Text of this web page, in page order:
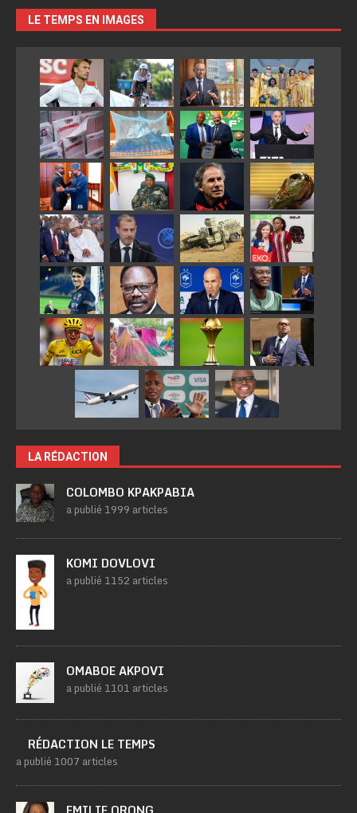
LE TEMPS EN IMAGES
LA RÉDACTION
COLOMBO KPAKPABIA
a publié 1999 articles
KOMI DOVLOVI
a publié 1152 articles
OMABOE AKPOVI
a publié 1101 articles
RÉDACTION LE TEMPS
a publié 1007 articles